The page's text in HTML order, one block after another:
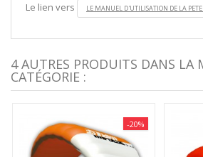
Le lien vers LE MANUEL D'UTILISATION DE LA
4 AUTRES PRODUITS DANS LA
CATÉGORIE :
-20%